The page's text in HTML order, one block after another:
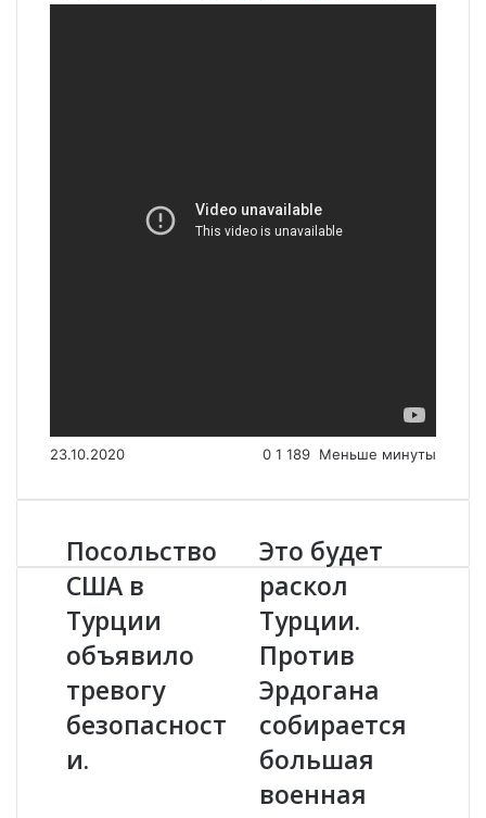
23.10.2020 0 1 189 Меньше минуты
П
о
с
о
л
ь
с
т
в
С
Посольство
США в
Турции
объявило
тревогу
безопасност
и.
Э
т
о
б
у
е
т
р
а
с
к
Это будет
раскол
Турции.
Против
Эрдогана
собирается
большая
военная